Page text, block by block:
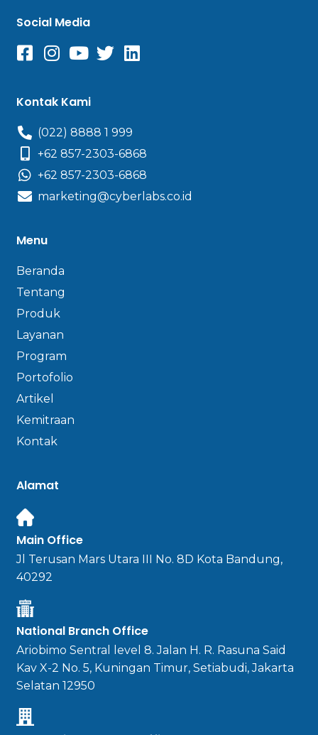
Social Media
Kontak Kami
(022) 8888 1 999
+62 857-2303-6868
+62 857-2303-6868
marketing@cyberlabs.co.id
Menu
Beranda
Tentang
Produk
Layanan
Program
Portofolio
Artikel
Kemitraan
Kontak
Alamat
Main Office
Jl Terusan Mars Utara III No. 8D Kota Bandung,
40292
National Branch Office
Ariobimo Sentral level 8. Jalan H. R. Rasuna Said
Kav X-2 No. 5, Kuningan Timur, Setiabudi, Jakarta
Selatan 12950